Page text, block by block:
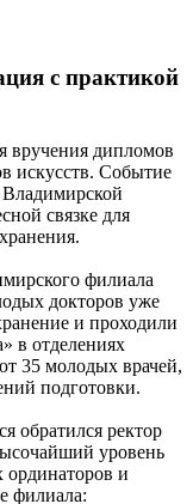
с практикой
вручения дипломов
искусств. Событие
связке для
филиала
докторов уже
и проходили
в отделениях
35 молодых врачей,
подготовки.
обратился ректор
уровень
ординаторов и
филиала: